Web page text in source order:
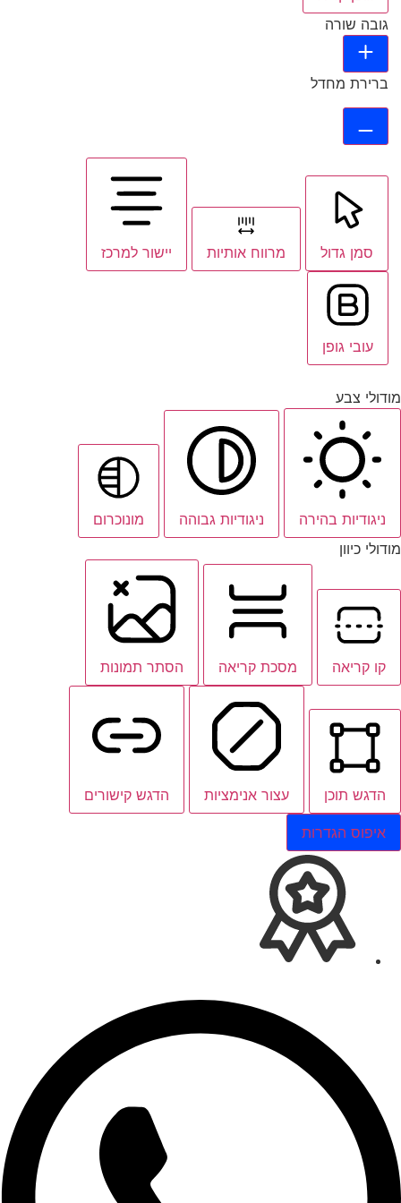
גובה שורה
ברירת מחדל
סמן גדול מרווח אותיות יישור למרכז
עובי גופן
מודולי צבע
ניגודיות בהירה ניגודיות גבוהה
מונוכרום
מודולי כיוון
קו קריאה מסכת קריאה הסתר תמונות
הדגש תוכן עצור אנימציות הדגש קישורים
איפוס הגדרות